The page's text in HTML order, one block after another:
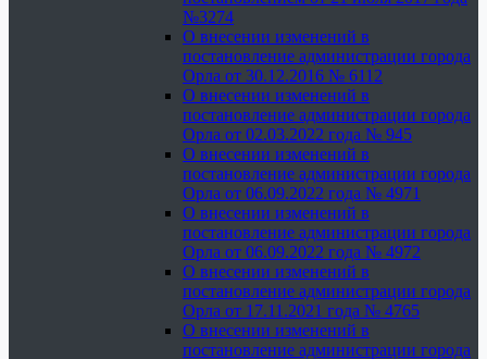
№3274
О внесении изменений в
постановление администрации города
Орла от 30.12.2016 № 6112
О внесении изменений в
постановление администрации города
Орла от 02.03.2022 года № 945
О внесении изменений в
постановление администрации города
Орла от 06.09.2022 года № 4971
О внесении изменений в
постановление администрации города
Орла от 06.09.2022 года № 4972
О внесении изменений в
постановление администрации города
Орла от 17.11.2021 года № 4765
О внесении изменений в
постановление администрации города